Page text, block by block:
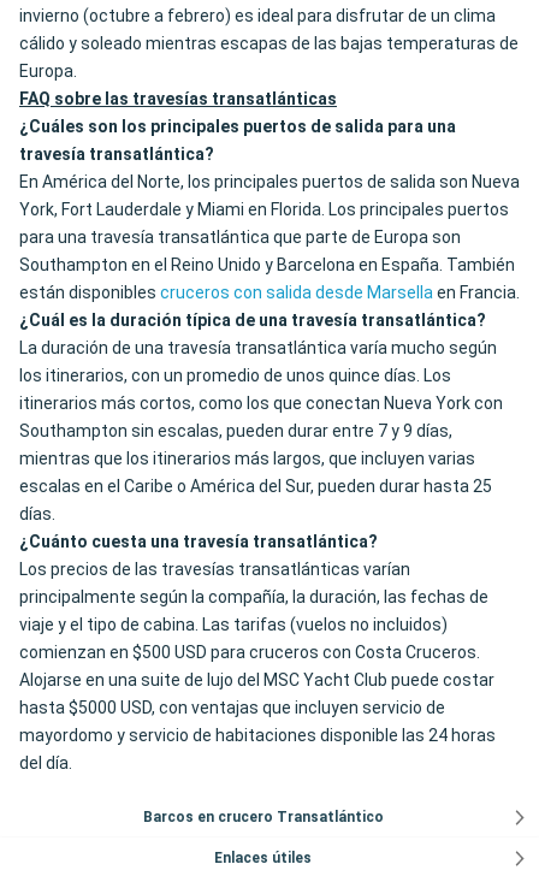
invierno (octubre a febrero) es ideal para disfrutar de un clima
cálido y soleado mientras escapas de las bajas temperaturas de
Europa.
FAQ sobre las travesías transatlánticas
¿Cuáles son los principales puertos de salida para una
travesía transatlántica?
En América del Norte, los principales puertos de salida son Nueva
York, Fort Lauderdale y Miami en Florida. Los principales puertos
para una travesía transatlántica que parte de Europa son
Southampton en el Reino Unido y Barcelona en España. También
están disponibles cruceros con salida desde Marsellaen Francia.
¿Cuál es la duración típica de una travesía transatlántica?
La duración de una travesía transatlántica varía mucho según
los itinerarios, con un promedio de unos quince días. Los
itinerarios más cortos, como los que conectan Nueva York con
Southampton sin escalas, pueden durar entre 7 y 9 días,
mientras que los itinerarios más largos, que incluyen varias
escalas en el Caribe o América del Sur, pueden durar hasta 25
días.
¿Cuánto cuesta una travesía transatlántica?
Los precios de las travesías transatlánticas varían
principalmente según la compañía, la duración, las fechas de
viaje y el tipo de cabina. Las tarifas (vuelos no incluidos)
comienzan en $500 USD para cruceros con Costa Cruceros.
Alojarse en una suite de lujo del MSC Yacht Club puede costar
hasta $5000 USD, con ventajas que incluyen servicio de
mayordomo y servicio de habitaciones disponible las 24 horas
del día.
Barcos en crucero Transatlántico
Enlaces útiles